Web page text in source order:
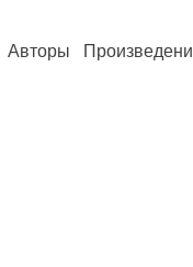
Авторы